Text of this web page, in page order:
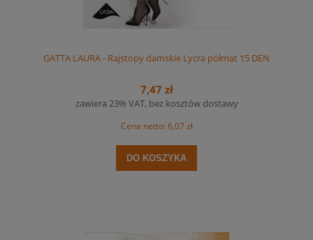
GATTA LAURA - Rajstopy damskie Lycra półmat 15 DEN
7,47 zł
zawiera 23% VAT, bez kosztów dostawy
Cena netto: 6,07 zł
DO KOSZYKA